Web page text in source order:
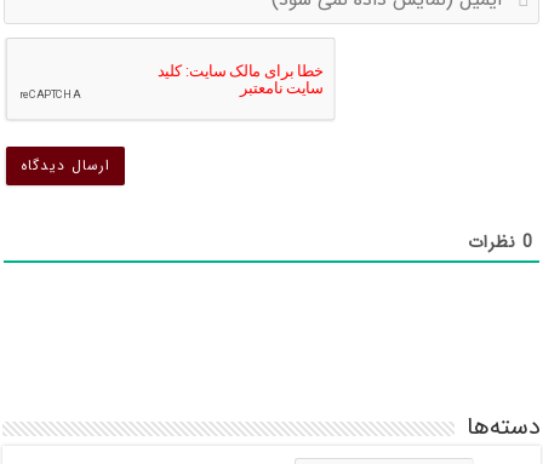
0 نظرات
دسته‌ها